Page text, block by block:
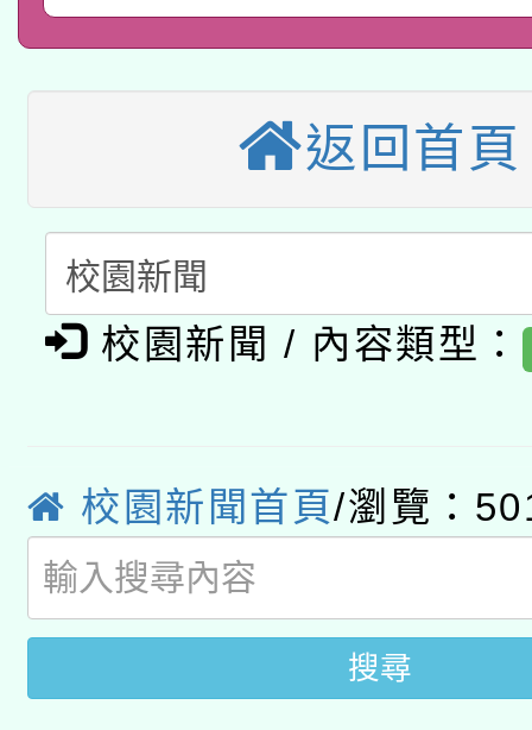
招甄選結果公告(無人
本館辦理115年度閱讀
暨閱讀推動專業研習
科技賦能─人工智慧
礎課程
A3數位素養講師名單
「數位內容與教學軟體
pilot」
有關大陸委員會函釋公
用水績優單位及節水達
動」
桃園市孔廟祈福系列
開 智慧啟航」
2026年桃園地景藝術
返回首頁
校園新聞 / 內容類型：
校園新聞首頁/瀏覽：
搜尋